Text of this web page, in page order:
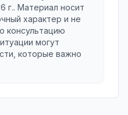
г.. Материал носит
характер и не
консультацию
могут
которые важно